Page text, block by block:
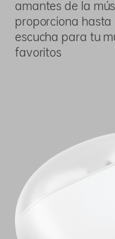
amantes de la
proporciona hasta
escucha para tu
favoritos